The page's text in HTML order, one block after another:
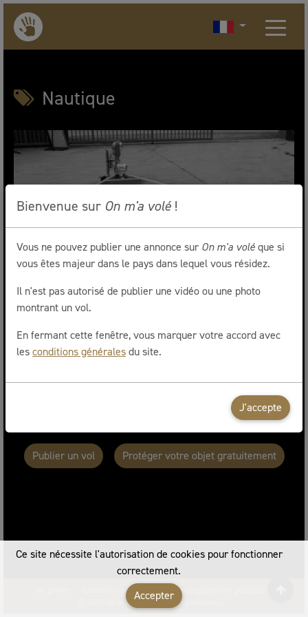
Nautique
Jet ski remorque neuve
Volé le 07/09/2021 à 10h00
Publier un vol Protéger votre objet gratuitement
© 2021 On m'a volé. Tous droits réservés.
Conditions générales Devenir partenaire publicitaire
Ce site nécessite l'autorisation de cookies pour fonctionner
correctement.
Accepter
Bienvenue sur On m'a volé !
Vous ne pouvez publier une annonce sur On m'a voléque si
vous êtes majeur dans le pays dans lequel vous résidez.
Il n'est pas autorisé de publier une vidéo ou une photo
montrant un vol.
En fermant cette fenêtre, vous marquer votre accord avec
lesconditions généralesdu site.
J'accepte